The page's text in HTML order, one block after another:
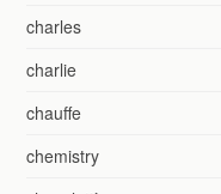
charles
charlie
chauffe
chemistry